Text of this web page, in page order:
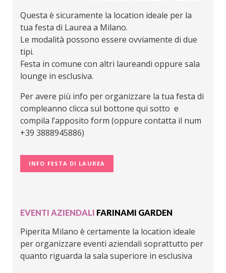
Questa è sicuramente la location ideale per la
tua festa di Laurea a Milano.
Le modalità possono essere ovviamente di due
tipi.
Festa in comune con altri laureandi oppure sala
lounge in esclusiva.
Per avere più info per organizzare la tua festa di
compleanno clicca sul bottone qui sotto e
compila l’apposito form (oppure contatta il num
+39 3888945886)
INFO FESTA DI LAUREA
EVENTI AZIENDALI FARINAMI GARDEN
Piperita Milano è certamente la location ideale
per organizzare eventi aziendali soprattutto per
quanto riguarda la sala superiore in esclusiva